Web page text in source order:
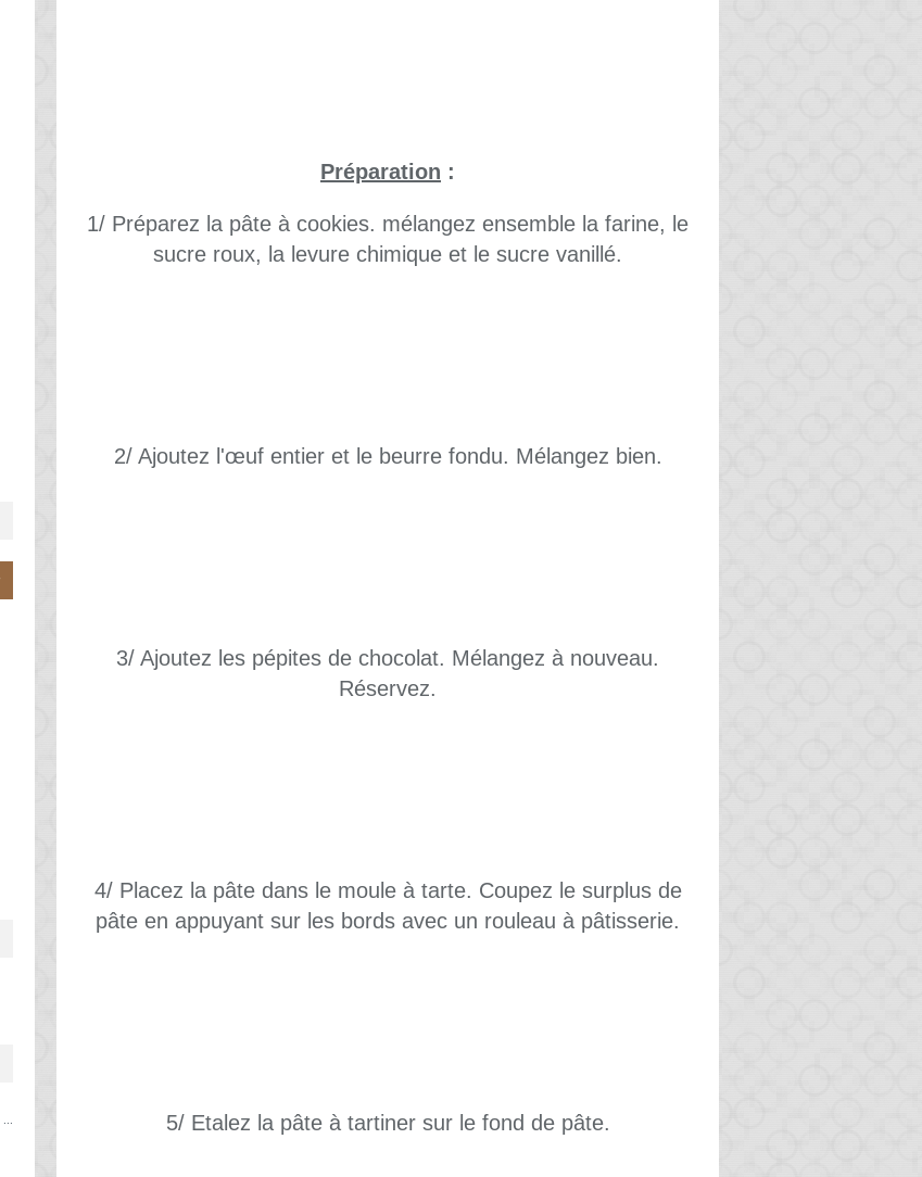
Préparation :
1/ Préparez la pâte à cookies. mélangez ensemble la farine, le
sucre roux, la levure chimique et le sucre vanillé.
2/ Ajoutez l'œuf entier et le beurre fondu. Mélangez bien.
3/ Ajoutez les pépites de chocolat. Mélangez à nouveau.
Réservez.
4/ Placez la pâte dans le moule à tarte. Coupez le surplus de
pâte en appuyant sur les bords avec un rouleau à pâtisserie.
5/ Etalez la pâte à tartiner sur le fond de pâte.
…